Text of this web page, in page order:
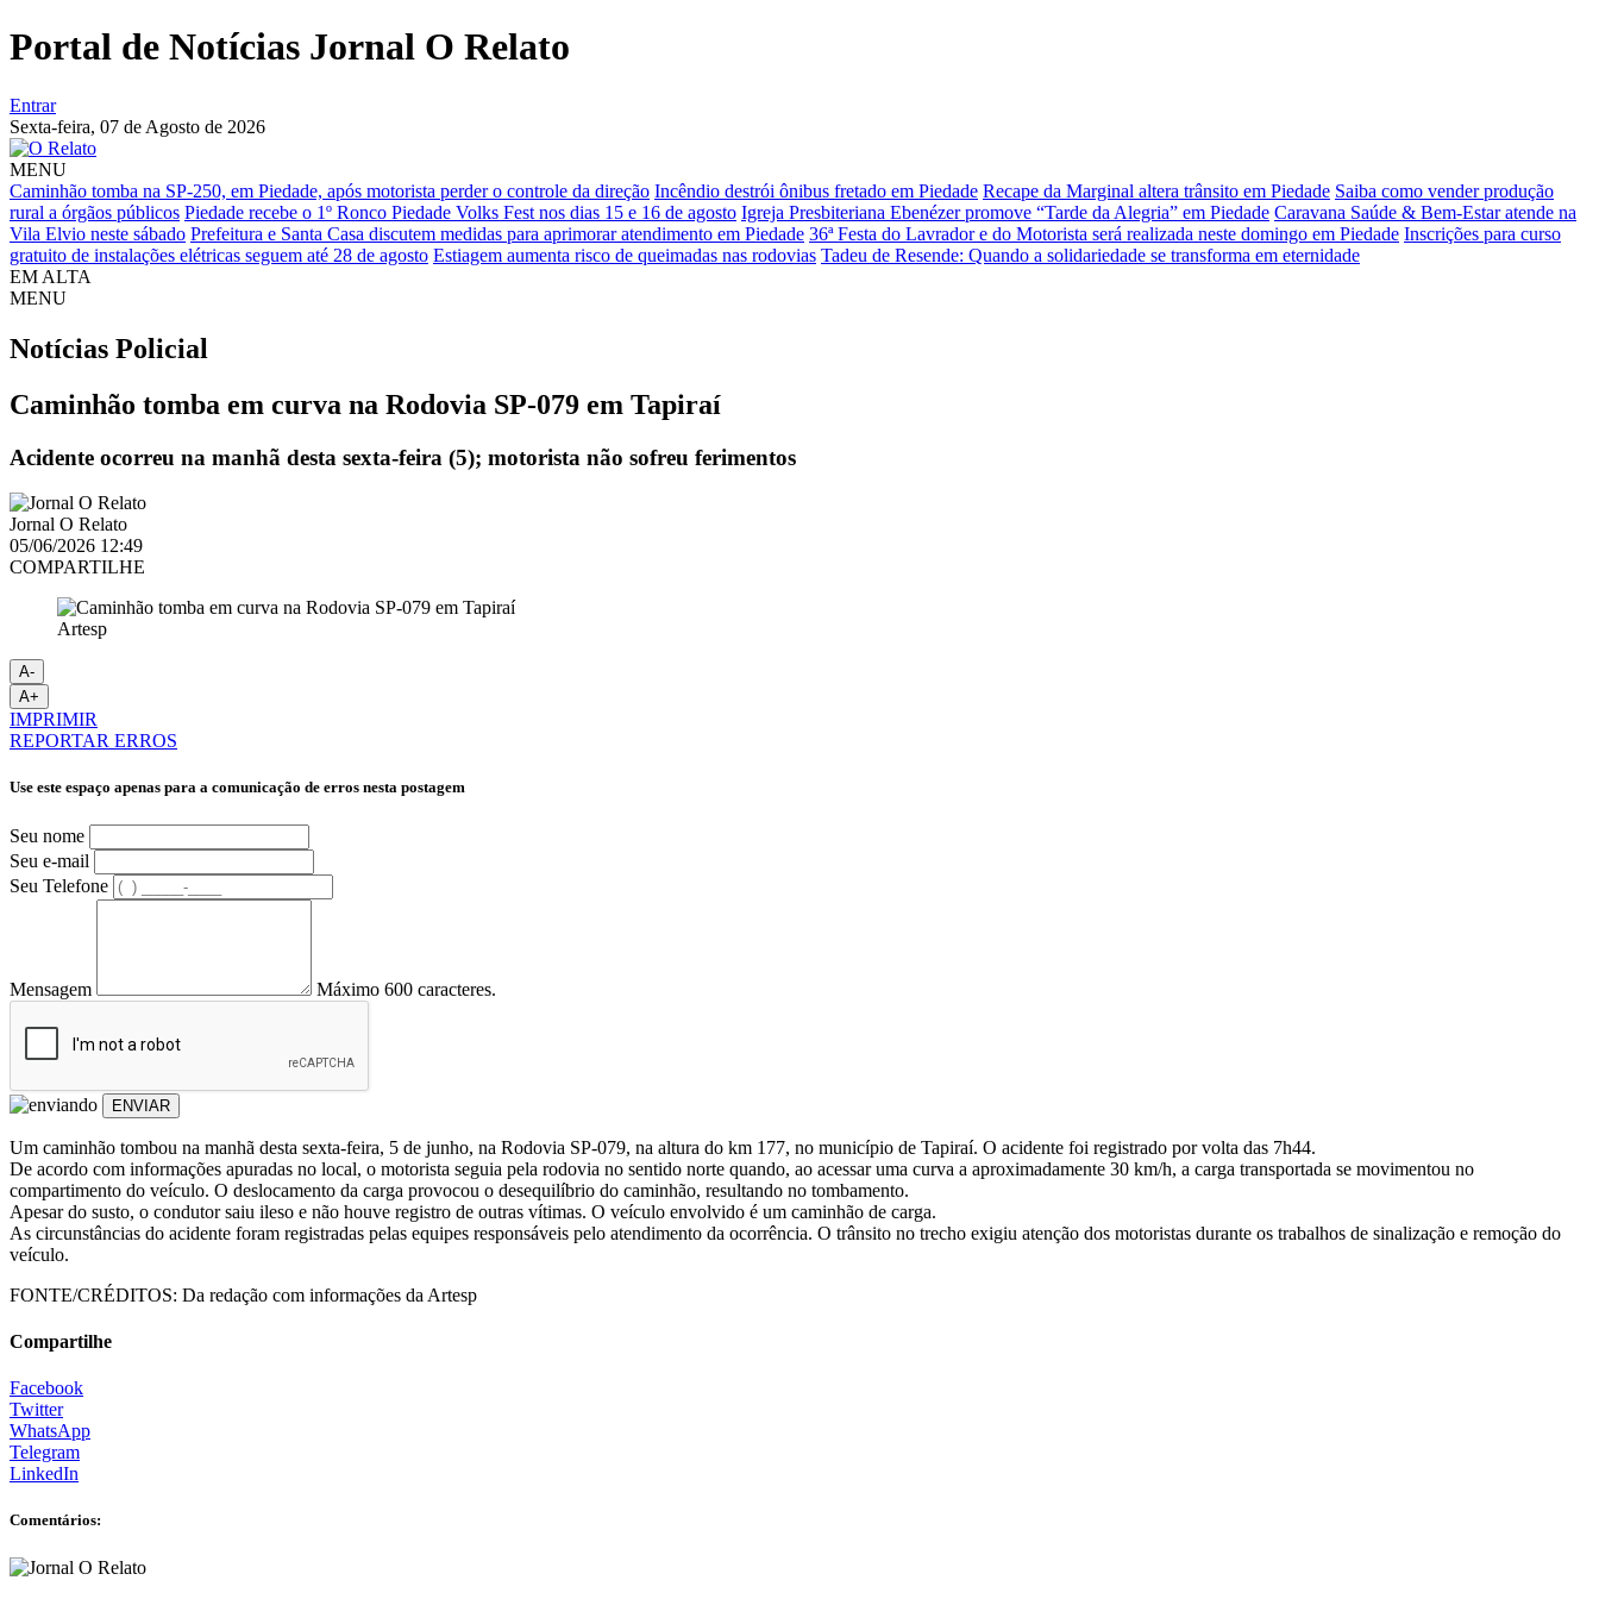
Portal de Notícias Jornal O Relato
Entrar
Sexta-feira, 07 de Agosto de 2026
MENU
Caminhão tomba na SP-250, em Piedade, após motorista perder o controle da direção Incêndio destrói ônibus fretado em Piedade Recape da Marginal altera trânsito em Piedade Saiba como vender produção
rural a órgãos públicos Piedade recebe o 1º Ronco Piedade Volks Fest nos dias 15 e 16 de agosto Igreja Presbiteriana Ebenézer promove “Tarde da Alegria” em Piedade Caravana Saúde & Bem-Estar atende na
Vila Elvio neste sábado Prefeitura e Santa Casa discutem medidas para aprimorar atendimento em Piedade 36ª Festa do Lavrador e do Motorista será realizada neste domingo em Piedade Inscrições para curso
gratuito de instalações elétricas seguem até 28 de agosto Estiagem aumenta risco de queimadas nas rodovias Tadeu de Resende: Quando a solidariedade se transforma em eternidade
EM ALTA
MENU
Notícias Policial
Caminhão tomba em curva na Rodovia SP-079 em Tapiraí
Acidente ocorreu na manhã desta sexta-feira (5); motorista não sofreu ferimentos
Jornal O Relato
05/06/2026 12:49
COMPARTILHE
Artesp
A-
A+
IMPRIMIR
REPORTAR ERROS
Use este espaço apenas para a comunicação de erros nesta postagem
Seu nome
Seu e-mail
Seu Telefone
Mensagem Máximo 600 caracteres.
ENVIAR
Um caminhão tombou na manhã desta sexta-feira, 5 de junho, na Rodovia SP-079, na altura do km 177, no município de Tapiraí. O acidente foi registrado por volta das 7h44.
De acordo com informações apuradas no local, o motorista seguia pela rodovia no sentido norte quando, ao acessar uma curva a aproximadamente 30 km/h, a carga transportada se movimentou no
compartimento do veículo. O deslocamento da carga provocou o desequilíbrio do caminhão, resultando no tombamento.
Apesar do susto, o condutor saiu ileso e não houve registro de outras vítimas. O veículo envolvido é um caminhão de carga.
As circunstâncias do acidente foram registradas pelas equipes responsáveis pelo atendimento da ocorrência. O trânsito no trecho exigiu atenção dos motoristas durante os trabalhos de sinalização e remoção do
veículo.
FONTE/CRÉDITOS: Da redação com informações da Artesp
Compartilhe
Facebook
Twitter
WhatsApp
Telegram
LinkedIn
Comentários: